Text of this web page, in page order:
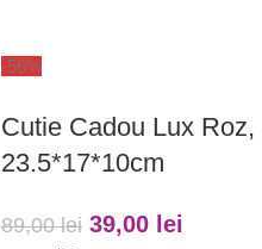
-56%
Cutie Cadou Lux Roz,
23.5*17*10cm
89,00lei 39,00 lei